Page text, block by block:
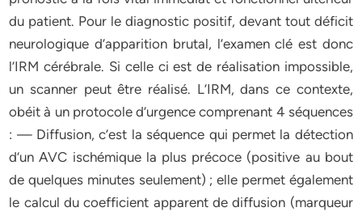
du patient. Pour le diagnostic positif, devant tout déficit
neurologique d’apparition brutal, l’examen clé est donc
l’IRM cérébrale. Si celle ci est de réalisation impossible,
un scanner peut être réalisé. L’IRM, dans ce contexte,
obéit à un protocole d’urgence comprenant 4 séquences
: — Diffusion, c’est la séquence qui permet la détection
d’un AVC ischémique la plus précoce (positive au bout
de quelques minutes seulement) ; elle permet également
le calcul du coefficient apparent de diffusion (marqueur